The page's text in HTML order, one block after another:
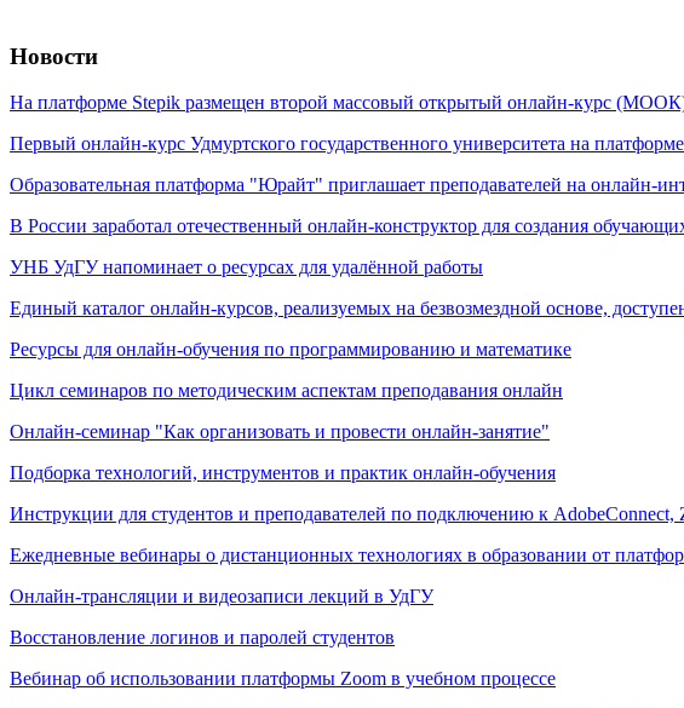
Новости
На платформе Stepik размещен второй массовый открытый онлайн-курс
Первый онлайн-курс Удмуртского государственного университета на
Образовательная платформа "Юрайт" приглашает преподавателей на онлайн-
В России заработал отечественный онлайн-конструктор для создания
УНБ УдГУ напоминает о ресурсах для удалённой работы
Единый каталог онлайн-курсов, реализуемых на безвозмездной основе,
Ресурсы для онлайн-обучения по программированию и математике
Цикл семинаров по методическим аспектам преподавания онлайн
Онлайн-семинар "Как организовать и провести онлайн-занятие"
Подборка технологий, инструментов и практик онлайн-обучения
Инструкции для студентов и преподавателей по подключению к AdobeConnect,
Ежедневные вебинары о дистанционных технологиях в образовании от
Онлайн-трансляции и видеозаписи лекций в УдГУ
Восстановление логинов и паролей студентов
Вебинар об использовании платформы Zoom в учебном процессе